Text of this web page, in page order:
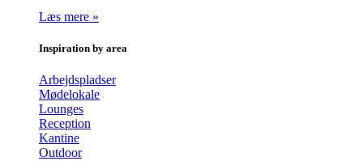
Læs mere »
Inspiration by area
Arbejdspladser
Mødelokale
Lounges
Reception
Kantine
Outdoor